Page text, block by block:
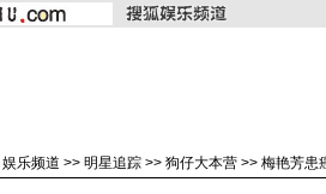
娱乐频道 >> 明星追踪 >> 狗仔大本营 >> 梅艳芳患